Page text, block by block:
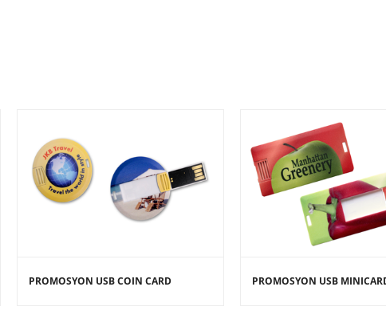
PROMOSYON USB COIN CARD PROMOSYON USB MINICARD